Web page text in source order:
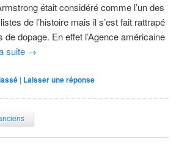
était considéré comme l’un des
de l’histoire mais il s’est fait rattrapé
de dopage. En effet l’Agence américaine
suite →
| Laisser une réponse